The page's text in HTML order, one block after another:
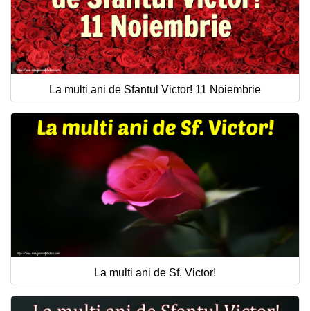
La multi ani de Sfantul Victor! 11 Noiembrie
La multi ani de Sf. Victor!